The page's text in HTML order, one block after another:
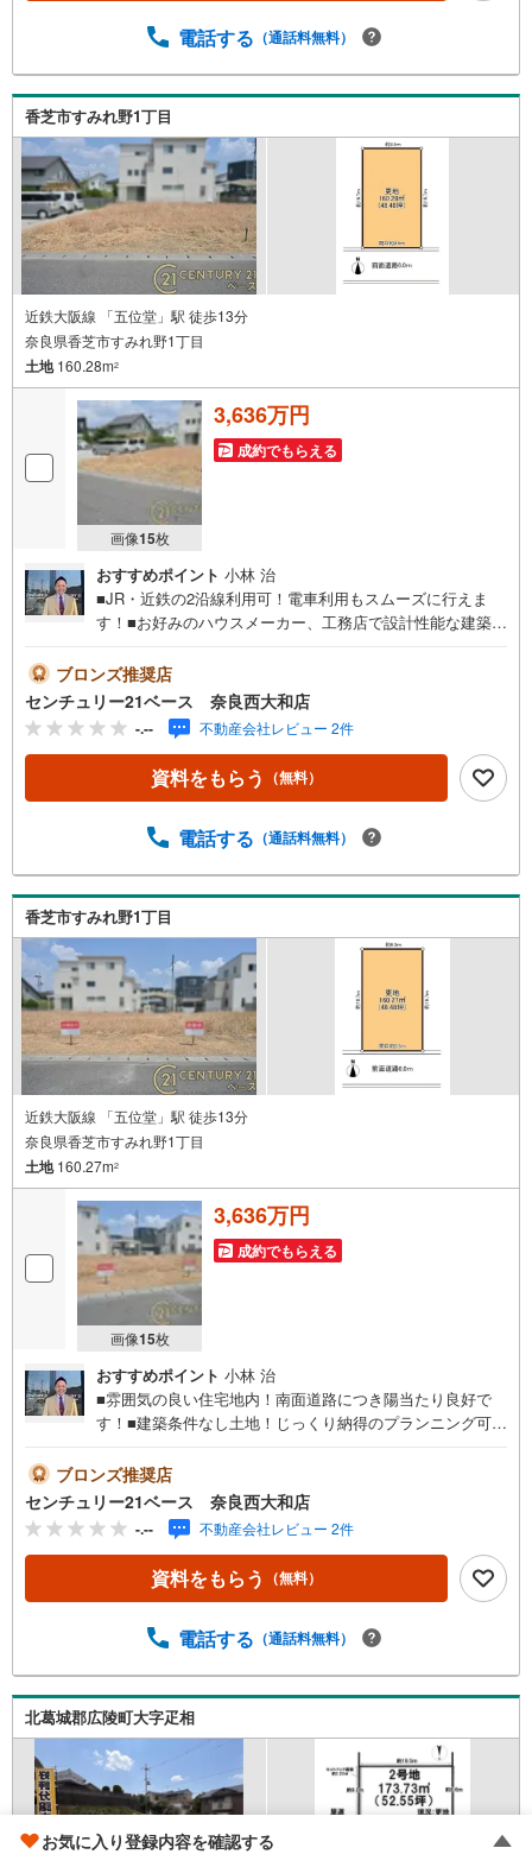
象になります。「資料をもらう」「見学予約をする」から
のうえお問い合わせください。-----------------------------
電話する （通話料無料）
香芝市すみれ野1丁目
近鉄大阪線 「五位堂」駅 徒歩13分
奈良県香芝市すみれ野1丁目
土地160.28m2
画像15枚
3,636万円
成約でもらえる
おすすめポイント 小林 治
■JR・近鉄の2沿線利用可！電車利用もスムーズに行えま
す！■お好みのハウスメーカー、工務店で設計性能な建築条
中！・お仕事終わりのお時間でもご見学可！・今から見た
い！というお声にもご対応できます！◇住宅ローンもお任
せください！◇・提携銀行多数あり（地方銀行・都市銀
行・信用金庫etc）・優遇後適用金利 0.875％～（審査内容
により異なります）--- ◇◇ Yahoo！不動産キャンペーン対
象店舗 ◇◇ ----当店で物件を成約いただくとPayPayボーナ
ーン】の対象になります。「資料をもらう」「見学予約を
でログインのうえお問い合わせください。------------------------
-----
ブロンズ推奨店
センチュリー21ベース 奈良西大和店
-.-- 不動産会社レビュー 2件
資料をもらう （無料）
電話する （通話料無料）
香芝市すみれ野1丁目
近鉄大阪線 「五位堂」駅 徒歩13分
奈良県香芝市すみれ野1丁目
土地160.27m2
画像15枚
3,636万円
成約でもらえる
おすすめポイント 小林 治
■雰囲気の良い住宅地内！南面道路につき陽当たり良好で
す！■建築条件なし土地！じっくり納得のプランニング可能
事終わりのお時間でもご見学可！・今から見たい！という
お声にもご対応できます！◇住宅ローンもお任せくださ
い！◇・提携銀行多数あり（地方銀行・都市銀行・信用金
庫etc）・優遇後適用金利 0.875％～（審査内容により異な
ります）--- ◇◇ Yahoo！不動産キャンペーン対象店舗 ◇◇
----当店で物件を成約いただくとPayPayボーナスライトが
象になります。「資料をもらう」「見学予約をする」から
のうえお問い合わせください。-----------------------------
ブロンズ推奨店
センチュリー21ベース 奈良西大和店
-.-- 不動産会社レビュー 2件
資料をもらう （無料）
電話する （通話料無料）
北葛城郡広陵町大字疋相
お気に入り登録内容を確認する